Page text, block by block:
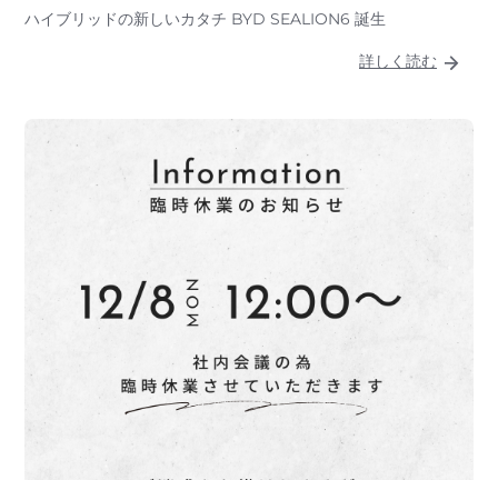
ハイブリッドの新しいカタチ BYD SEALION6 誕生
詳しく読む